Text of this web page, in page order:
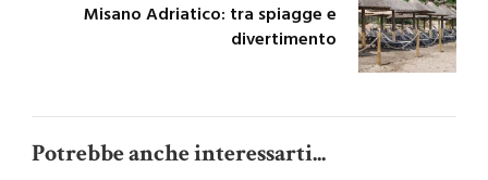
Misano Adriatico: tra spiagge e
divertimento
Potrebbe anche interessarti...